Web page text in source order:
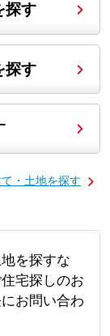
探す
探す
・土地を探す
を探すな
宅探しのお
お問い合わ